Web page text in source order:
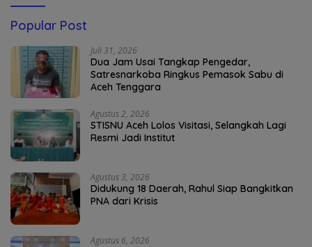
Popular Post
Juli 31, 2026
Dua Jam Usai Tangkap Pengedar,
Satresnarkoba Ringkus Pemasok Sabu di
Aceh Tenggara
Agustus 2, 2026
STISNU Aceh Lolos Visitasi, Selangkah Lagi
Resmi Jadi Institut
Agustus 3, 2026
Didukung 18 Daerah, Rahul Siap Bangkitkan
PNA dari Krisis
Agustus 6, 2026